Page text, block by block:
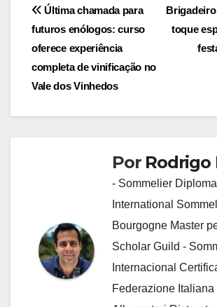
Navegação
de
Post
toque
Última chamada para
futuros enólogos: curso
oferece experiência
completa de vinificação no
Vale dos Vinhedos
Por Rodrigo
- Sommelier
International
Bourgogne Master
Scholar Guild -
Internacional
Federazione